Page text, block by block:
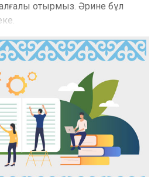
отырмыз. Әрине бұл